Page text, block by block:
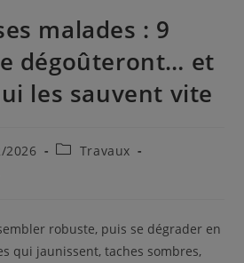
malades : 9
dégoûteront… et
les sauvent vite
2026
Travaux
robuste, puis se dégrader en
qui jaunissent, taches sombres,